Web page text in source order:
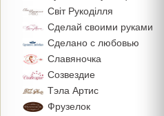
Свiт Рукодiлля
Сделай своими руками
Сделано с любовью
Славяночка
Созвездие
Тэла Артис
Фрузелок